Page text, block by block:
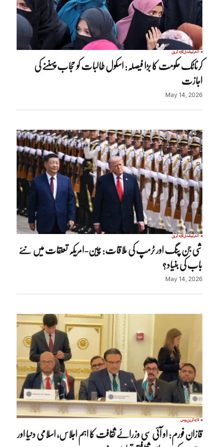
انٹرنیشنلتازہ ترین
کرناٹک حکومت کا بڑا فیصلہ: اسکول طالبات کو حجاب پہننے کی
اجازت
May 14, 2026
انٹرنیشنلتازہ ترین
شی جن پنگ اور ٹرمپ کی ملاقات: چین-امریکہ تعلقات میں نئے
باب کی بنیاد؟
May 14, 2026
تازہ ترینروس
قازان فورم: او آئی سی وزرائے ثقافت کا اہم اجلاس، اسلامی دنیا اور